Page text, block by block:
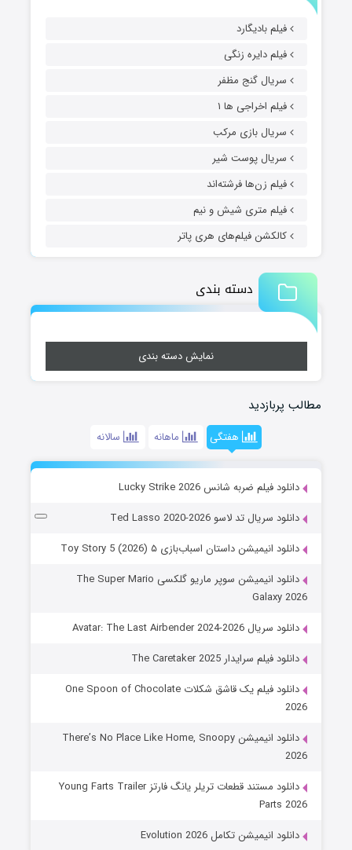
فیلم بادیگارد
فیلم دایره زنگی
سریال گنج مظفر
فیلم اخراجی ها ۱
سریال بازی مرکب
سریال پوست شیر
فیلم زن‌ها فرشته‌اند
فیلم متری شیش و نیم
کالکشن فیلم‌های هری پاتر
دسته بندی
نمایش دسته بندی
مطالب پربازدید
هفتگی ماهانه سالانه
دانلود فیلم ضربه شانس Lucky Strike 2026
دانلود سریال تد لاسو Ted Lasso 2020-2026
دانلود انیمیشن داستان اسباب‌بازی ۵ Toy Story 5 (2026)
دانلود انیمیشن سوپر ماریو گلکسی The Super Mario
Galaxy 2026
دانلود سریال Avatar: The Last Airbender 2024-2026
دانلود فیلم سرایدار The Caretaker 2025
دانلود فیلم یک قاشق شکلات One Spoon of Chocolate
2026
دانلود انیمیشن There’s No Place Like Home, Snoopy
2026
دانلود مستند قطعات تریلر یانگ فارتز Young Farts Trailer
Parts 2026
دانلود انیمیشن تکامل Evolution 2026